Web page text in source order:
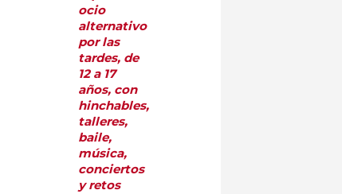
ocio
alternativo
por las
tardes, de
12 a 17
años, con
hinchables,
talleres,
baile,
música,
conciertos
y retos